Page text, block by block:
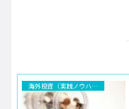
海外投資（実践ノウハウ）